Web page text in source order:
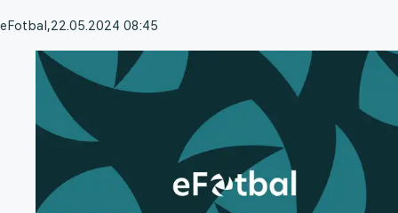
eFotbal,22.05.2024 08:45